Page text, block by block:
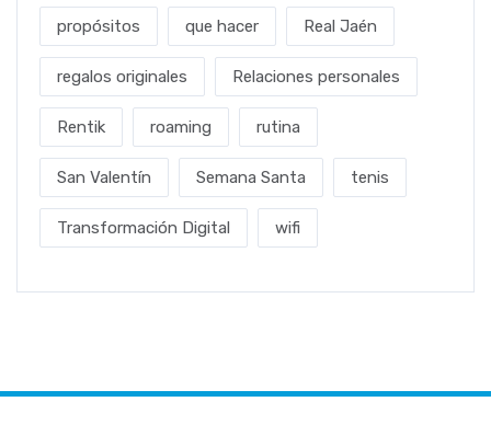
propósitos que hacer Real Jaén
regalos originales Relaciones personales
Rentik roaming rutina
San Valentín Semana Santa tenis
Transformación Digital wifi